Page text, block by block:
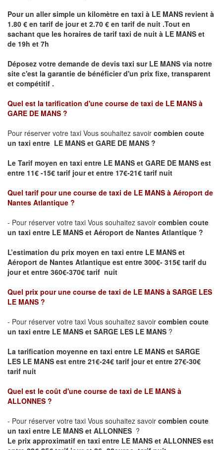
Pour un aller simple un kilomètre en taxi à LE MANS revient à
1.80 € en tarif de jour et 2.70 € en tarif de nuit .Tout en
sachant que les horaires de tarif taxi de nuit à LE MANS et
de 19h et 7h
Déposez votre demande de devis taxi sur LE MANS via notre
site c'est la garantie de bénéficier d'un prix fixe, transparent
et compétitif .
Quel est la tarification d'une course de taxi de LE MANS à
GARE DE MANS ?
Pour réserver votre taxi Vous souhaitez savoir combien coute
un taxi entre LE MANS et GARE DE MANS ?
Le Tarif moyen en taxi entre LE MANS et GARE DE MANS est
entre 11€ -15€ tarif jour et entre 17€-21€ tarif nuit
Quel tarif pour une course de taxi de LE MANS à Aéroport de
Nantes Atlantique ?
- Pour réserver votre taxi Vous souhaitez savoir combien coute
un taxi entre LE MANS et Aéroport de Nantes Atlantique ?
L’estimation du prix moyen en taxi entre LE MANS et
Aéroport de Nantes Atlantique est entre 300€- 315€ tarif du
jour et entre 360€-370€ tarif nuit
Quel prix pour une course de taxi de LE MANS à SARGE LES
LE MANS ?
- Pour réserver votre taxi Vous souhaitez savoir combien coute
un taxi entre LE MANS et SARGE LES LE MANS ?
La tarification moyenne en taxi entre LE MANS et SARGE
LES LE MANS est entre 21€-24€ tarif jour et entre 27€-30€
tarif nuit
Quel est le coût d'une course de taxi de LE MANS à
ALLONNES ?
- Pour réserver votre taxi Vous souhaitez savoir combien coute
un taxi entre LE MANS et ALLONNES ?
Le prix approximatif en taxi entre LE MANS et ALLONNES est